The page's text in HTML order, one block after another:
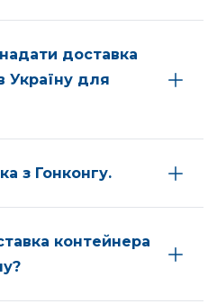
доставка
Україну для
з Гонконгу.
контейнера